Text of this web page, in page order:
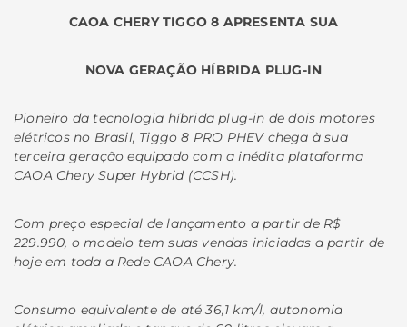
CAOA CHERY TIGGO 8 APRESENTA SUA
NOVA GERAÇÃO HÍBRIDA PLUG-IN
Pioneiro da tecnologia híbrida plug-in de dois motores
elétricos no Brasil, Tiggo 8 PRO PHEV chega à sua
terceira geração equipado com a inédita plataforma
CAOA Chery Super Hybrid (CCSH).
Com preço especial de lançamento a partir de R$
229.990, o modelo tem suas vendas iniciadas a partir de
hoje em toda a Rede CAOA Chery.
Consumo equivalente de até 36,1 km/l, autonomia